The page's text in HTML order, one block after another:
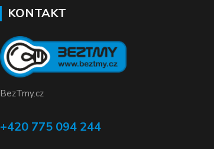
KONTAKT
BezTmy.cz
+420 775 094 244